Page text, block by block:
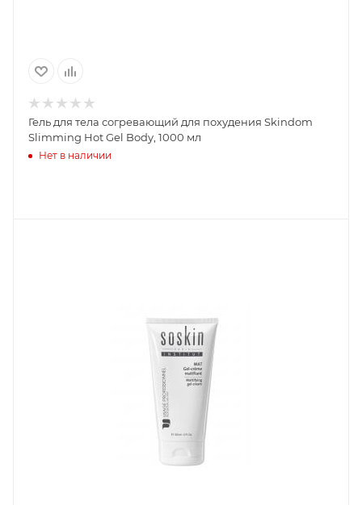
Гель для тела согревающий для похудения Skindom
Slimming Hot Gel Body, 1000 мл
Нет в наличии